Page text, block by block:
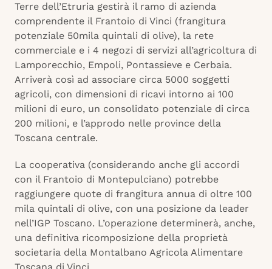
Terre dell’Etruria gestirà il ramo di azienda
comprendente il Frantoio di Vinci (frangitura
potenziale 50mila quintali di olive), la rete
commerciale e i 4 negozi di servizi all’agricoltura di
Lamporecchio, Empoli, Pontassieve e Cerbaia.
Arriverà così ad associare circa 5000 soggetti
agricoli, con dimensioni di ricavi intorno ai 100
milioni di euro, un consolidato potenziale di circa
200 milioni, e l’approdo nelle province della
Toscana centrale.
La cooperativa (considerando anche gli accordi
con il Frantoio di Montepulciano) potrebbe
raggiungere quote di frangitura annua di oltre 100
mila quintali di olive, con una posizione da leader
nell’IGP Toscano. L’operazione determinerà, anche,
una definitiva ricomposizione della proprietà
societaria della Montalbano Agricola Alimentare